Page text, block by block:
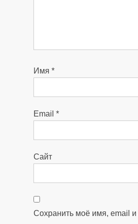
Имя*
Email*
Сайт
Сохранить моё имя, email и